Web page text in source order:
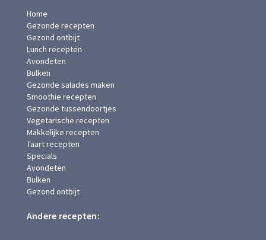
Home
Gezonde recepten
Gezond ontbijt
Lunch recepten
Avondeten
Bulken
Gezonde salades maken
Smoothie recepten
Gezonde tussendoortjes
Vegetarische recepten
Makkelijke recepten
Taart recepten
Specials
Avondeten
Bulken
Gezond ontbijt
Andere recepten: